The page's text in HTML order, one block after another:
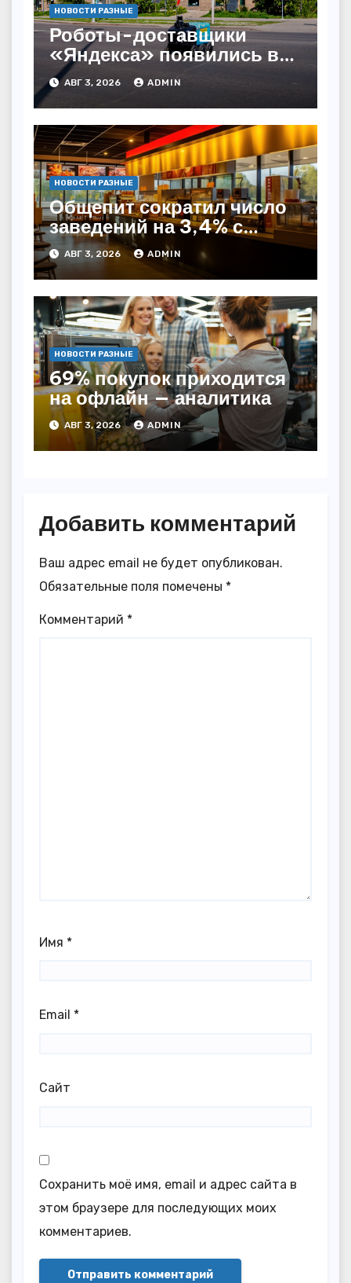
НОВОСТИ РАЗНЫЕ
Роботы-доставщики
«Яндекса» появились в
Казахстане
АВГ 3, 2026 ADMIN
НОВОСТИ РАЗНЫЕ
Общепит сократил число
заведений на 3,4% с
начала года — INFOLine
АВГ 3, 2026 ADMIN
НОВОСТИ РАЗНЫЕ
69% покупок приходится
на офлайн — аналитика
АВГ 3, 2026 ADMIN
Добавить комментарий
Ваш адрес email не будет опубликован.
Обязательные поля помечены *
Комментарий *
Имя *
Email *
Сайт
Сохранить моё имя, email и адрес сайта в
этом браузере для последующих моих
комментариев.